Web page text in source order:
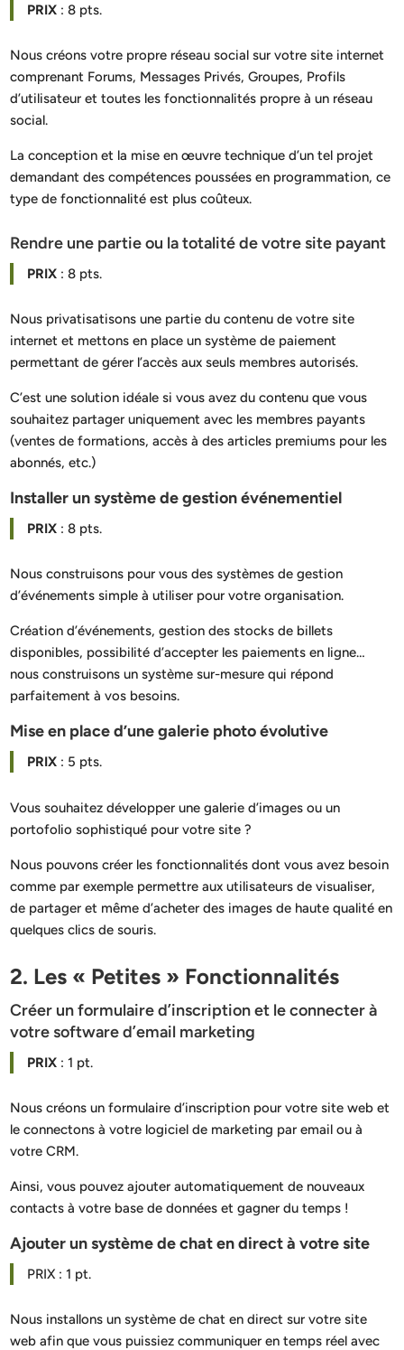
PRIX: 8 pts.
Nous créons votre propre réseau social sur votre site internet
comprenant Forums, Messages Privés, Groupes, Profils
d’utilisateur et toutes les fonctionnalités propre à un réseau
social.
La conception et la mise en œuvre technique d’un tel projet
demandant des compétences poussées en programmation, ce
type de fonctionnalité est plus coûteux.
Rendre une partie ou la totalité de votre site payant
PRIX: 8 pts.
Nous privatisatisons une partie du contenu de votre site
internet et mettons en place un système de paiement
permettant de gérer l’accès aux seuls membres autorisés.
C’est une solution idéale si vous avez du contenu que vous
souhaitez partager uniquement avec les membres payants
(ventes de formations, accès à des articles premiums pour les
abonnés, etc.)
Installer un système de gestion événementiel
PRIX: 8 pts.
Nous construisons pour vous des systèmes de gestion
d’événements simple à utiliser pour votre organisation.
Création d’événements, gestion des stocks de billets
disponibles, possibilité d’accepter les paiements en ligne…
nous construisons un système sur-mesure qui répond
parfaitement à vos besoins.
Mise en place d’une galerie photo évolutive
PRIX: 5 pts.
Vous souhaitez développer une galerie d’images ou un
portofolio sophistiqué pour votre site ?
Nous pouvons créer les fonctionnalités dont vous avez besoin
comme par exemple permettre aux utilisateurs de visualiser,
de partager et même d’acheter des images de haute qualité en
quelques clics de souris.
2. Les « Petites » Fonctionnalités
Créer un formulaire d’inscription et le connecter à
votre software d’email marketing
PRIX: 1 pt.
Nous créons un formulaire d’inscription pour votre site web et
le connectons à votre logiciel de marketing par email ou à
votre CRM.
Ainsi, vous pouvez ajouter automatiquement de nouveaux
contacts à votre base de données et gagner du temps !
Ajouter un système de chat en direct à votre site
PRIX : 1 pt.
Nous installons un système de chat en direct sur votre site
web afin que vous puissiez communiquer en temps réel avec